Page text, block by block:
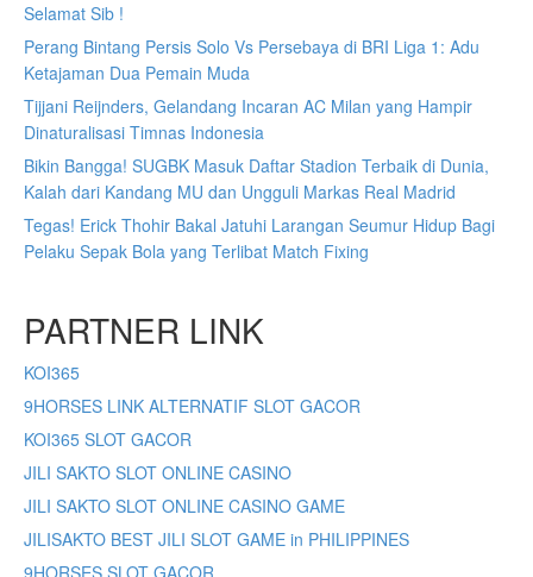
Selamat Sib !
Perang Bintang Persis Solo Vs Persebaya di BRI Liga 1: Adu
Ketajaman Dua Pemain Muda
Tijjani Reijnders, Gelandang Incaran AC Milan yang Hampir
Dinaturalisasi Timnas Indonesia
Bikin Bangga! SUGBK Masuk Daftar Stadion Terbaik di Dunia,
Kalah dari Kandang MU dan Ungguli Markas Real Madrid
Tegas! Erick Thohir Bakal Jatuhi Larangan Seumur Hidup Bagi
Pelaku Sepak Bola yang Terlibat Match Fixing
PARTNER LINK
KOI365
9HORSES LINK ALTERNATIF SLOT GACOR
KOI365 SLOT GACOR
JILI SAKTO SLOT ONLINE CASINO
JILI SAKTO SLOT ONLINE CASINO GAME
JILISAKTO BEST JILI SLOT GAME in PHILIPPINES
9HORSES SLOT GACOR